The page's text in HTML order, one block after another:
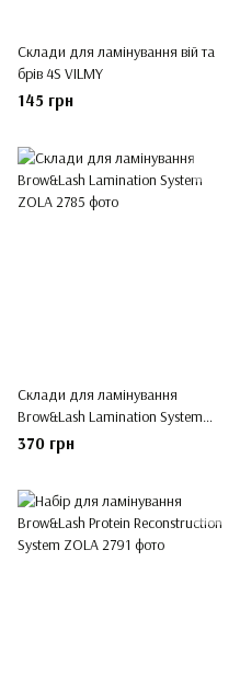
Склади для ламінування вій та
брів 4S VILMY
145 грн
Склади для ламінування
Brow&Lash Lamination System
ZOLA
370 грн